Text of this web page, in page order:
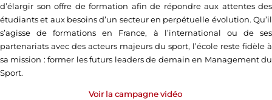
d’élargir son offre de formation afin de répondre aux attentes des
étudiants et aux besoins d’un secteur en perpétuelle évolution. Qu’il
s’agisse de formations en France, à l’international ou de ses
partenariats avec des acteurs majeurs du sport, l’école reste fidèle à
sa mission : former les futurs leaders de demain en Management du
Sport.
Voir la campagne vidéo